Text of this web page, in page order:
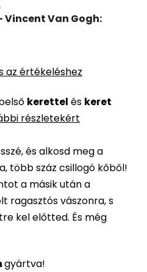
kerettel és keret
részletekért
és alkosd meg a
több száz csillogó kőből!
a másik után a
ragasztós vászonra, s
kel előtted. És még
gyártva!
Van Gogh:
az értékeléshez